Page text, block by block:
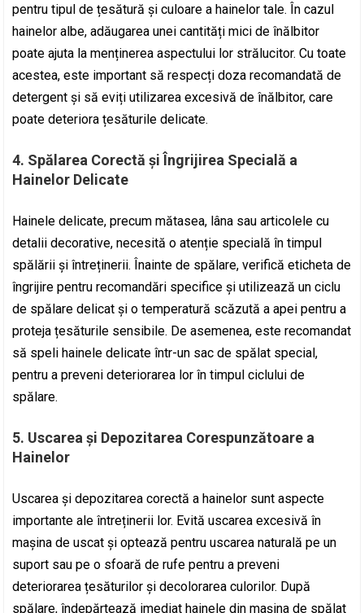
pentru tipul de țesătură și culoare a hainelor tale. În cazul
hainelor albe, adăugarea unei cantități mici de înălbitor
poate ajuta la menținerea aspectului lor strălucitor. Cu toate
acestea, este important să respecți doza recomandată de
detergent și să eviți utilizarea excesivă de înălbitor, care
poate deteriora țesăturile delicate.
4. Spălarea Corectă și Îngrijirea Specială a
Hainelor Delicate
Hainele delicate, precum mătasea, lâna sau articolele cu
detalii decorative, necesită o atenție specială în timpul
spălării și întreținerii. Înainte de spălare, verifică eticheta de
îngrijire pentru recomandări specifice și utilizează un ciclu
de spălare delicat și o temperatură scăzută a apei pentru a
proteja țesăturile sensibile. De asemenea, este recomandat
să speli hainele delicate într-un sac de spălat special,
pentru a preveni deteriorarea lor în timpul ciclului de
spălare.
5. Uscarea și Depozitarea Corespunzătoare a
Hainelor
Uscarea și depozitarea corectă a hainelor sunt aspecte
importante ale întreținerii lor. Evită uscarea excesivă în
mașina de uscat și optează pentru uscarea naturală pe un
suport sau pe o sfoară de rufe pentru a preveni
deteriorarea țesăturilor și decolorarea culorilor. După
spălare, îndepărtează imediat hainele din mașina de spălat